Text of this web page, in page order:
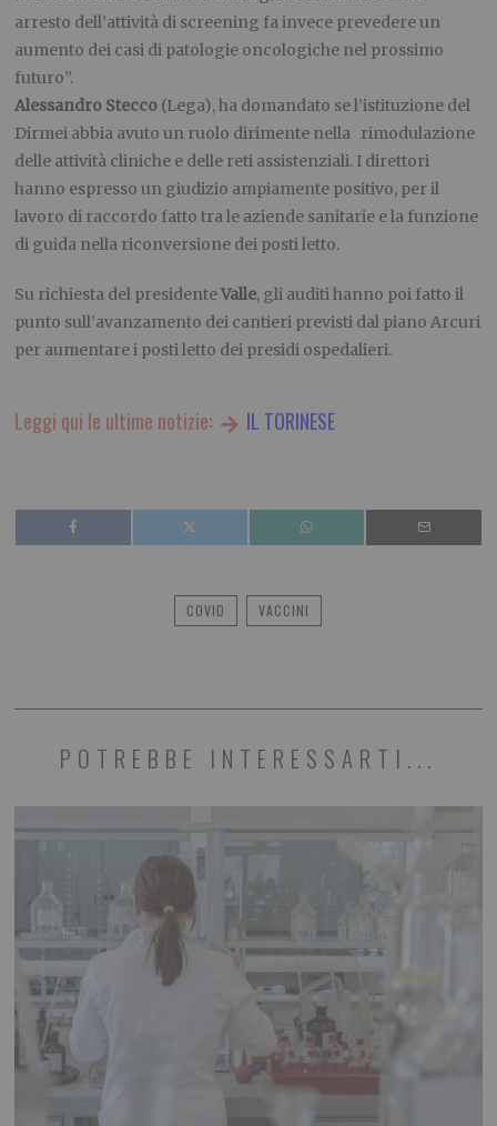
arresto dell’attività di screening fa invece prevedere un
aumento dei casi di patologie oncologiche nel prossimo
futuro”.
Alessandro Stecco (Lega), ha domandato se l’istituzione del
Dirmei abbia avuto un ruolo dirimente nella rimodulazione
delle attività cliniche e delle reti assistenziali. I direttori
hanno espresso un giudizio ampiamente positivo, per il
lavoro di raccordo fatto tra le aziende sanitarie e la funzione
di guida nella riconversione dei posti letto.
Su richiesta del presidenteValle, gli auditi hanno poi fatto il
punto sull’avanzamento dei cantieri previsti dal piano Arcuri
per aumentare i posti letto dei presidi ospedalieri.
Leggi qui le ultime notizie: IL TORINESE
COVID VACCINI
POTREBBE INTERESSARTI...